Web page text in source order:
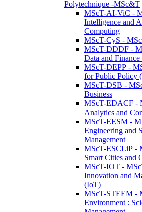
Polytechnique -MSc&T
MScT-AI-ViC -
Intelligence and
Computing
MScT-CyS -
MScT-DDDF -
Data and
MScT-DEPP -
for Public Policy
MScT-DSB -
Business
MScT-EDACF -
Analytics and
MScT-EESM -
Engineering and
Management
MScT-ESCLiP -
Smart Cities and
MScT-IOT -
Innovation and
(IoT)
MScT-STEEM -
Environment :